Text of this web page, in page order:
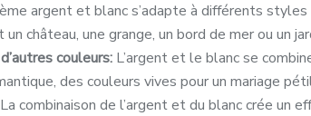
argent et blanc s’adapte à différents
château, une grange, un bord de mer ou un
couleurs: L’argent et le blanc se
des couleurs vives pour un mariage
La combinaison de l’argent et du blanc crée un